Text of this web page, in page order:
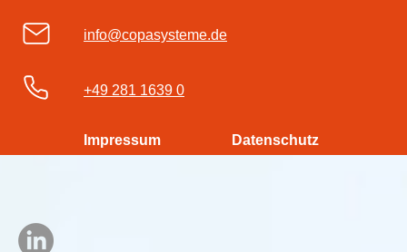
info@copasysteme.de
+49 281 1639 0
Impressum Datenschutz